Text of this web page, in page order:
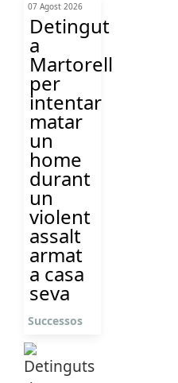
07 Agost 2026
Detingut
a
Martorell
per
intentar
matar
un
home
durant
un
violent
assalt
armat
a casa
seva
Successos